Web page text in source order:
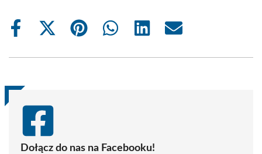
Share
Share
(Twitter)
Share
Share
Share
Share
Dołącz do nas na Facebooku!